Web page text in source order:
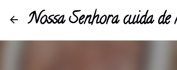
Nossa Senhora cuida